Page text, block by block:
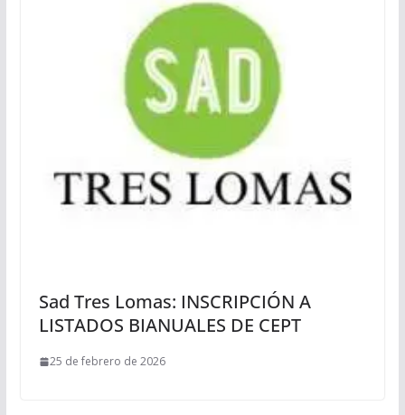
Sad Tres Lomas: INSCRIPCIÓN A
LISTADOS BIANUALES DE CEPT
25 de febrero de 2026